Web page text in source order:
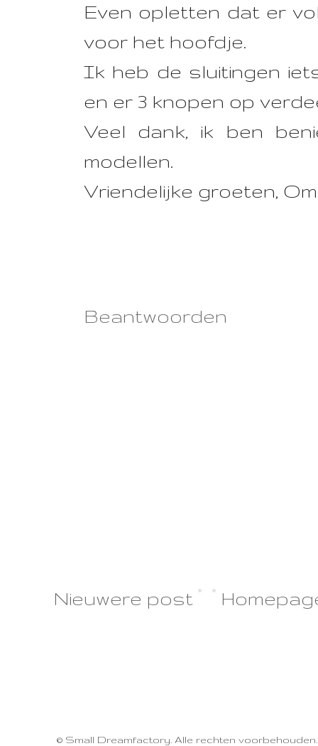
Even opletten dat er
voor het hoofdje.
Ik heb de sluitingen
en er 3 knopen op
Veel dank, ik ben
modellen.
Vriendelijke groeten,
Beantwoorden
Nieuwere post
© Small Dreamfactory. Alle rechten voorbehouden.